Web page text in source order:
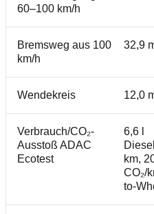
60–100 km/h
Bremsweg aus 100
km/h
32,9
Wendekreis 12,0
Verbrauch/CO₂-
Ausstoß ADAC
Ecotest
6,6 l
km,
CO₂/
to-